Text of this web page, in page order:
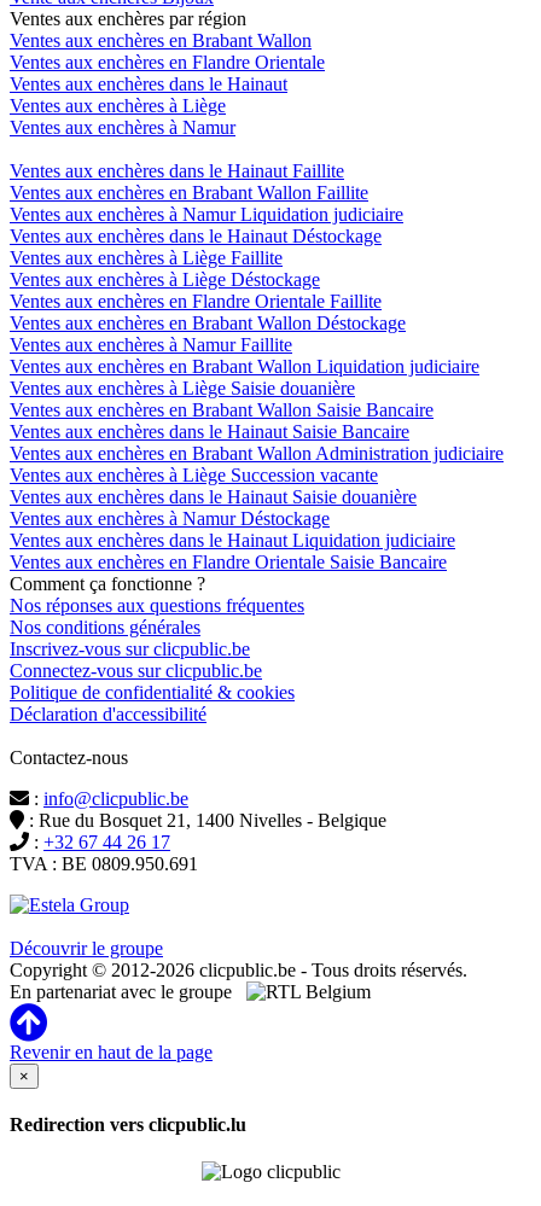
Ventes aux enchères par région
Ventes aux enchères en Brabant Wallon
Ventes aux enchères en Flandre Orientale
Ventes aux enchères dans le Hainaut
Ventes aux enchères à Liège
Ventes aux enchères à Namur
Ventes aux enchères dans le Hainaut Faillite
Ventes aux enchères en Brabant Wallon Faillite
Ventes aux enchères à Namur Liquidation judiciaire
Ventes aux enchères dans le Hainaut Déstockage
Ventes aux enchères à Liège Faillite
Ventes aux enchères à Liège Déstockage
Ventes aux enchères en Flandre Orientale Faillite
Ventes aux enchères en Brabant Wallon Déstockage
Ventes aux enchères à Namur Faillite
Ventes aux enchères en Brabant Wallon Liquidation judiciaire
Ventes aux enchères à Liège Saisie douanière
Ventes aux enchères en Brabant Wallon Saisie Bancaire
Ventes aux enchères dans le Hainaut Saisie Bancaire
Ventes aux enchères en Brabant Wallon Administration judiciaire
Ventes aux enchères à Liège Succession vacante
Ventes aux enchères dans le Hainaut Saisie douanière
Ventes aux enchères à Namur Déstockage
Ventes aux enchères dans le Hainaut Liquidation judiciaire
Ventes aux enchères en Flandre Orientale Saisie Bancaire
Comment ça fonctionne ?
Nos réponses aux questions fréquentes
Nos conditions générales
Inscrivez-vous sur clicpublic.be
Connectez-vous sur clicpublic.be
Politique de confidentialité & cookies
Déclaration d'accessibilité
Contactez-nous
: info@clicpublic.be
: Rue du Bosquet 21, 1400 Nivelles - Belgique
: +32 67 44 26 17
TVA : BE 0809.950.691
Découvrir le groupe
Copyright © 2012-2026 clicpublic.be - Tous droits réservés.
En partenariat avec le groupe
Revenir en haut de la page
×
Redirection vers clicpublic.lu